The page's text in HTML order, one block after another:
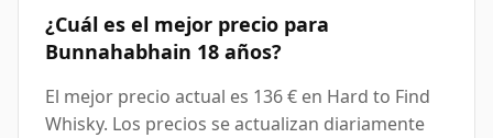
¿Cuál es el mejor precio para
Bunnahabhain 18 años?
El mejor precio actual es 136 € en Hard to Find
Whisky. Los precios se actualizan diariamente